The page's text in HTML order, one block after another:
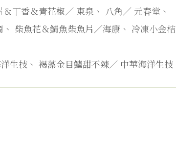
丁香＆青花椒／ 東泉、 八角／ 元春堂、
柴魚花＆鯖魚柴魚片／海康、 冷凍小金桔
生技、 褐藻金目鱸甜不辣／ 中華海洋生技